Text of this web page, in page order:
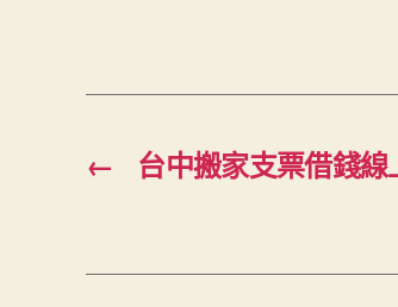
← 台中搬家支票借錢